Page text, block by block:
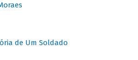
de Um Soldado